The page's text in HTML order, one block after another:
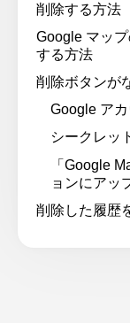
削除する方法
Google マッ
する方法
削除ボタンが
Google ア
シークレッ
「Google
ョンにアッ
削除した履歴